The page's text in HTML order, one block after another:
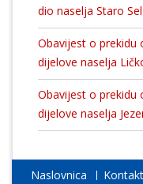
dio naselja Staro
Obavijest o prekidu
dijelove naselja
Obavijest o prekidu
dijelove naselja
Naslovnica Kontakt